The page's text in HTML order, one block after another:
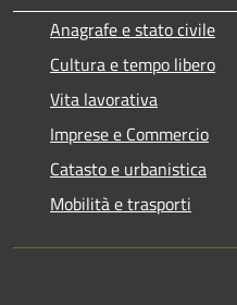
Anagrafe e stato civile
Cultura e tempo libero
Vita lavorativa
Imprese e Commercio
Catasto e urbanistica
Mobilità e trasporti